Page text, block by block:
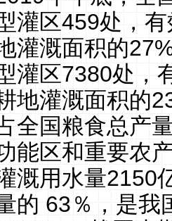
灌区459处，
灌溉面积的
灌区7380处，
地灌溉面积的
全国粮食总产
能区和重要农
溉用水量2150
的 63％，是我